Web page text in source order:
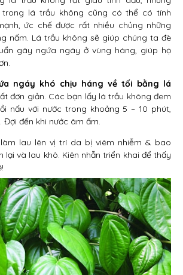
trong lá trầu không cũng có thể có tính
ức chế được rất nhiều chủng những
nấm. Lá trầu không sẽ giúp chúng ta đè
gây ngứa ngáy ở vùng háng, giúp họ
ngáy khó chịu háng về tối bằng lá
đơn giản. Các bạn lấy lá trầu không đem
nấu với nước trong khoảng 5 – 10 phút,
Đợi đến khi nước âm ấm.
lau lên vị trí da bị viêm nhiễm & bao
lại và lau khô. Kiên nhẫn triển khai để thấy